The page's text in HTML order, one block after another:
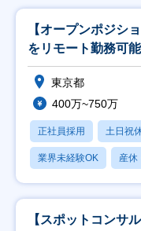
【オープンポジシ
をリモート勤務可
東京都
400万~750万
正社員採用 土日祝
業界未経験OK 産休
【スポットコンサ